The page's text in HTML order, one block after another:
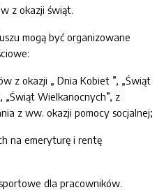
z okazji świąt.
mogą być organizowane
z okazji „ Dnia Kobiet ”, „Świąt
, „Świąt Wielkanocnych”, z
z ww. okazji pomocy socjalnej;
na emeryturę i rentę
dla pracowników.